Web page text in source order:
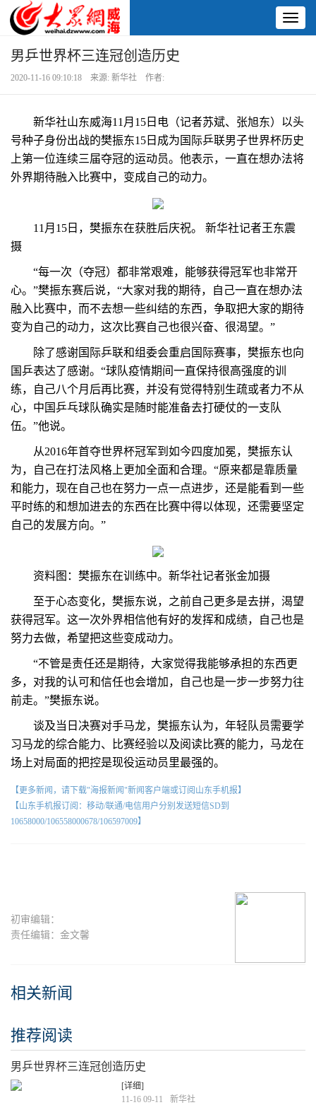
男乒世界杯三连冠创造历史
2020-11-16 09:10:18 来源: 新华社 作者:
新华社山东威海11月15日电（记者苏斌、张旭东）以头
号种子身份出战的樊振东15日成为国际乒联男子世界杯历史
上第一位连续三届夺冠的运动员。他表示，一直在想办法将
外界期待融入比赛中，变成自己的动力。
11月15日，樊振东在获胜后庆祝。 新华社记者王东震
摄
“每一次（夺冠）都非常艰难，能够获得冠军也非常开
心。”樊振东赛后说，“大家对我的期待，自己一直在想办法
融入比赛中，而不去想一些纠结的东西，争取把大家的期待
变为自己的动力，这次比赛自己也很兴奋、很渴望。”
除了感谢国际乒联和组委会重启国际赛事，樊振东也向
国乒表达了感谢。“球队疫情期间一直保持很高强度的训
练，自己八个月后再比赛，并没有觉得特别生疏或者力不从
心，中国乒乓球队确实是随时能准备去打硬仗的一支队
伍。”他说。
从2016年首夺世界杯冠军到如今四度加冕，樊振东认
为，自己在打法风格上更加全面和合理。“原来都是靠质量
和能力，现在自己也在努力一点一点进步，还是能看到一些
平时练的和想加进去的东西在比赛中得以体现，还需要坚定
自己的发展方向。”
资料图：樊振东在训练中。新华社记者张金加摄
至于心态变化，樊振东说，之前自己更多是去拼，渴望
获得冠军。这一次外界相信他有好的发挥和成绩，自己也是
努力去做，希望把这些变成动力。
“不管是责任还是期待，大家觉得我能够承担的东西更
多，对我的认可和信任也会增加，自己也是一步一步努力往
前走。”樊振东说。
谈及当日决赛对手马龙，樊振东认为，年轻队员需要学
习马龙的综合能力、比赛经验以及阅读比赛的能力，马龙在
场上对局面的把控是现役运动员里最强的。
【更多新闻，请下载"海报新闻"新闻客户端或订阅山东手机报】
【山东手机报订阅：移动/联通/电信用户分别发送短信SD到
10658000/106558000678/106597009】
初审编辑：
责任编辑：金文馨
相关新闻
推荐阅读
男乒世界杯三连冠创造历史
[详细]
11-16 09-11
新华社